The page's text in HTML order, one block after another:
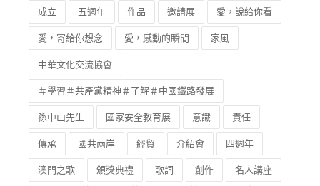
成立 五週年 作品 邀請展 愛，說給你看
愛，寄給你想念 愛，感動的瞬間 家風
中華文化交流協會
＃學習＃共產黨精神＃了解＃中國鐵路發展
孫中山先生 國家安全教育展 意識 責任
傳承 國共兩岸 經貿 介紹會 四週年
澳門之歌 頒獎典禮 歌詞 創作 名人講座